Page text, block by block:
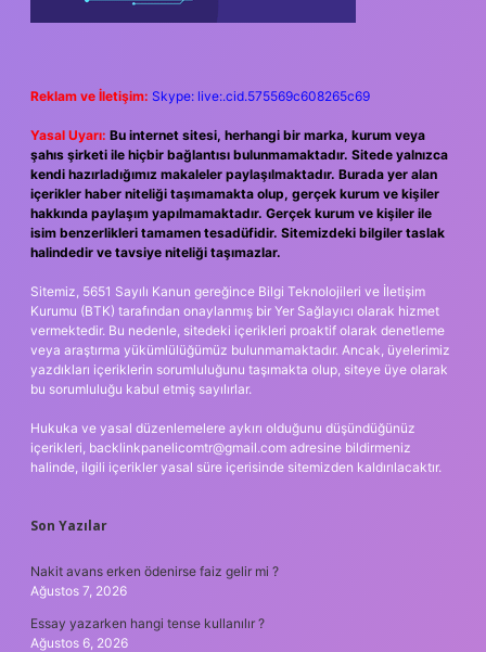
Reklam ve İletişim: Skype: live:.cid.575569c608265c69
Yasal Uyarı: Bu internet sitesi, herhangi bir marka, kurum veya
şahıs şirketi ile hiçbir bağlantısı bulunmamaktadır. Sitede yalnızca
kendi hazırladığımız makaleler paylaşılmaktadır. Burada yer alan
içerikler haber niteliği taşımamakta olup, gerçek kurum ve kişiler
hakkında paylaşım yapılmamaktadır. Gerçek kurum ve kişiler ile
isim benzerlikleri tamamen tesadüfidir. Sitemizdeki bilgiler taslak
halindedir ve tavsiye niteliği taşımazlar.
Sitemiz, 5651 Sayılı Kanun gereğince Bilgi Teknolojileri ve İletişim
Kurumu (BTK) tarafından onaylanmış bir Yer Sağlayıcı olarak hizmet
vermektedir. Bu nedenle, sitedeki içerikleri proaktif olarak denetleme
veya araştırma yükümlülüğümüz bulunmamaktadır. Ancak, üyelerimiz
yazdıkları içeriklerin sorumluluğunu taşımakta olup, siteye üye olarak
bu sorumluluğu kabul etmiş sayılırlar.
Hukuka ve yasal düzenlemelere aykırı olduğunu düşündüğünüz
içerikleri, backlinkpanelicomtr@gmail.com adresine bildirmeniz
halinde, ilgili içerikler yasal süre içerisinde sitemizden kaldırılacaktır.
Son Yazılar
Nakit avans erken ödenirse faiz gelir mi ?
Ağustos 7, 2026
Essay yazarken hangi tense kullanılır ?
Ağustos 6, 2026